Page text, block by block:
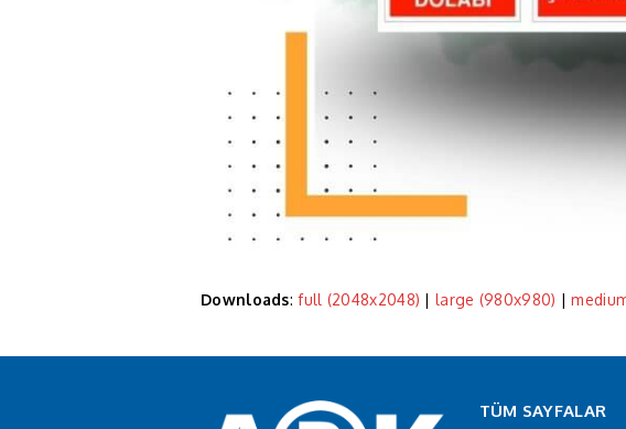
Downloads:full (2048x2048) |large (980x980) |
TÜM SAYFALAR